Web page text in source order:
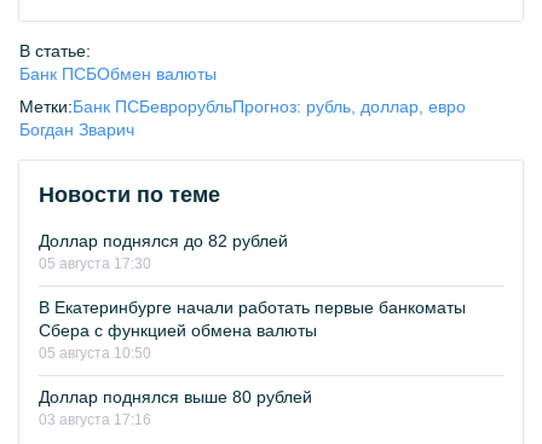
В статье:
Банк ПСБОбмен валюты
Метки:Банк ПСБеврорубльПрогноз: рубль, доллар, евро
Богдан Зварич
Новости по теме
Доллар поднялся до 82 рублей
05 августа 17:30
В Екатеринбурге начали работать первые банкоматы
Сбера с функцией обмена валюты
05 августа 10:50
Доллар поднялся выше 80 рублей
03 августа 17:16